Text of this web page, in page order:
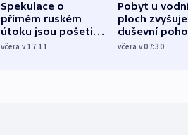
Spekulace o
přímém ruském
útoku jsou pošetilé,
míní estonský
včera v 17:11
Pobyt u
ploch zvyšuje
duševní
ukázala
včera v 07:30